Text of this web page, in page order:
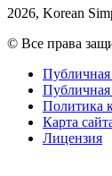
2026, Korean
© Все права
Публичная
Политика
Карта
Лицензия